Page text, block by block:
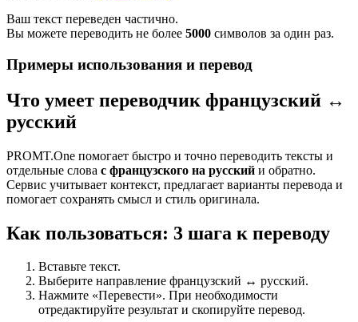
Ваш текст переведен частично.
Вы можете переводить не более 5000 символов за один раз.
Примеры использования и перевод
Что умеет переводчик французский ↔
русский
PROMT.One помогает быстро и точно переводить тексты и
отдельные слова с французского на русский и обратно.
Сервис учитывает контекст, предлагает варианты перевода и
помогает сохранять смысл и стиль оригинала.
Как пользоваться: 3 шага к переводу
Вставьте текст.
Выберите направление французский ↔ русский.
Нажмите «Перевести». При необходимости
отредактируйте результат и скопируйте перевод.